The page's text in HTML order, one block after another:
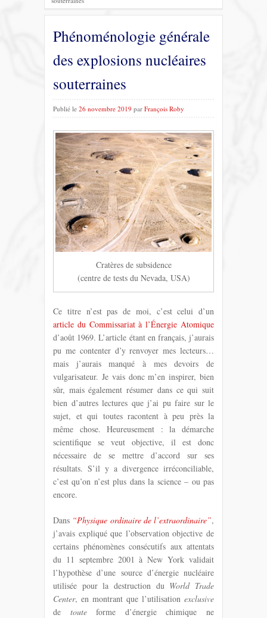
Phénoménologie générale
des explosions nucléaires
souterraines
Publié le 26 novembre 2019 par François Roby
Cratères de subsidence
(centre de tests du Nevada, USA)
Ce titre n’est pas de moi, c’est celui d’un
article du Commissariat à l’Énergie Atomique
d’août 1969. L’article étant en français, j’aurais
pu me contenter d’y renvoyer mes lecteurs…
mais j’aurais manqué à mes devoirs de
vulgarisateur. Je vais donc m’en inspirer, bien
sûr, mais également résumer dans ce qui suit
bien d’autres lectures que j’ai pu faire sur le
sujet, et qui toutes racontent à peu près la
même chose. Heureusement : la démarche
scientifique se veut objective, il est donc
nécessaire de se mettre d’accord sur ses
résultats. S’il y a divergence irréconciliable,
c’est qu’on n’est plus dans la science – ou pas
encore.
Dans “Physique ordinaire de l’extraordinaire”,
j’avais expliqué que l’observation objective de
certains phénomènes consécutifs aux attentats
du 11 septembre 2001 à New York validait
l’hypothèse d’une source d’énergie nucléaire
utilisée pour la destruction du World Trade
Center, en montrant que l’utilisation exclusive
de touteforme d’énergie chimique ne